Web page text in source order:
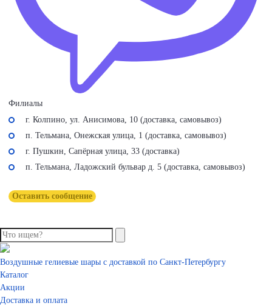
Филиалы
г. Колпино, ул. Анисимова, 10 (доставка, самовывоз)
п. Тельмана, Онежская улица, 1 (доставка, самовывоз)
г. Пушкин, Сапёрная улица, 33 (доставка)
п. Тельмана, Ладожский бульвар д. 5 (доставка, самовывоз)
Оставить сообщение
Воздушные гелиевые шары с доставкой по Санкт-Петербургу
Каталог
Акции
Доставка и оплата